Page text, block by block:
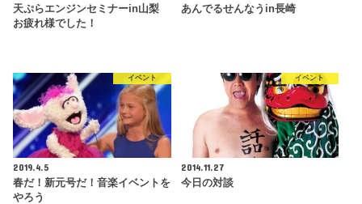
天ぷらエンジンセミナーin山梨
お疲れ様でした！
あんでるせんなうin長崎
イベント
2019.4.5
春だ！新元号だ！音楽イベントを
やろう
イベント
2014.11.27
今日の対談